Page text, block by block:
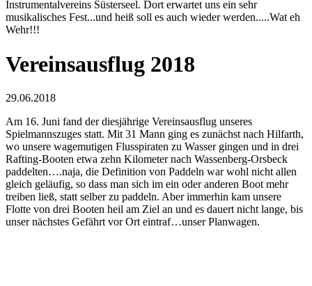
Instrumentalvereins Süsterseel. Dort erwartet uns ein sehr
musikalisches Fest...und heiß soll es auch wieder werden.....Wat eh
Wehr!!!
Vereinsausflug 2018
29.06.2018
Am 16. Juni fand der diesjährige Vereinsausflug unseres
Spielmannszuges statt. Mit 31 Mann ging es zunächst nach Hilfarth,
wo unsere wagemutigen Flusspiraten zu Wasser gingen und in drei
Rafting-Booten etwa zehn Kilometer nach Wassenberg-Orsbeck
paddelten….naja, die Definition von Paddeln war wohl nicht allen
gleich geläufig, so dass man sich im ein oder anderen Boot mehr
treiben ließ, statt selber zu paddeln. Aber immerhin kam unsere
Flotte von drei Booten heil am Ziel an und es dauert nicht lange, bis
unser nächstes Gefährt vor Ort eintraf…unser Planwagen.